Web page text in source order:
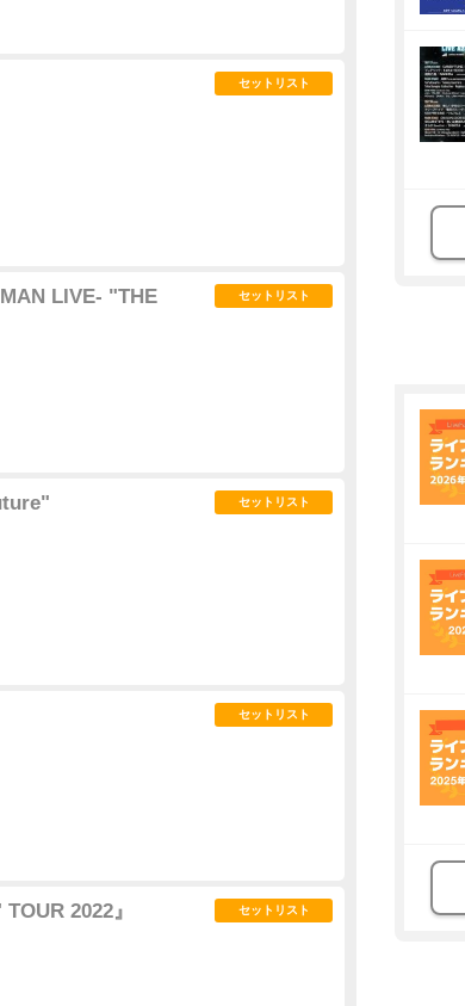
セットリスト
LIVE- "THE
セットリスト
セットリスト
セットリスト
2022』 セットリスト